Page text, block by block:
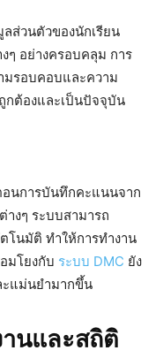
ส่วนตัวของนักเรียน
ๆ อย่างครอบคลุม การ
มรอบคอบและความ
กต้องและเป็นปัจจุบัน
นการบันทึกคะแนนจาก
งๆ ระบบสามารถ
โนมัติ ทำให้การทำงาน
มโยงกับ ระบบ DMC ยัง
ะแม่นยำมากขึ้น
านและสถิติ